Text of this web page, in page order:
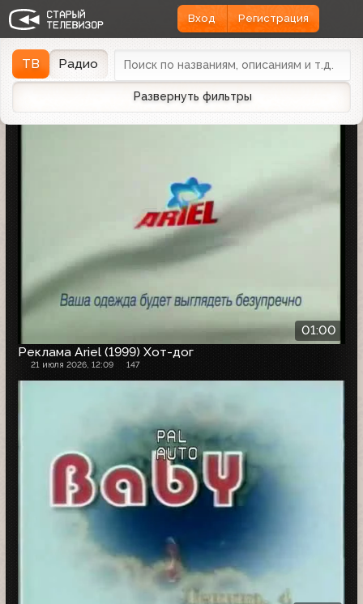
Вход Регистрация
ТВ Радио
Развернуть фильтры
Найдено 1162 записи Дата эфираДата заливки
01:00
Реклама Ariel (1999) Хот-дог
21 июля 2026, 12:09 147